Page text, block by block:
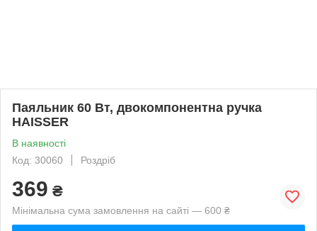
Паяльник 60 Вт, двокомпонентна ручка
HAISSER
В наявності
Код: 30060
Роздріб
369 ₴
Мінімальна сума замовлення на сайті — 600 ₴